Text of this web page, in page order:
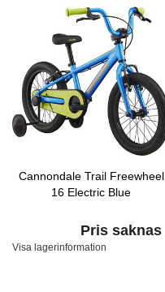
Cannondale Trail Freewheel
16 Electric Blue
Pris saknas
Visa lagerinformation